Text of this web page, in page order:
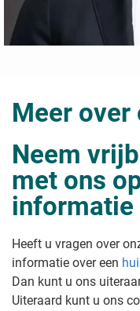
Meer over
Neem
met ons
informatie
Heeft u vragen over
informatie over een
Dan kunt u ons
Uiteraard kunt u ons